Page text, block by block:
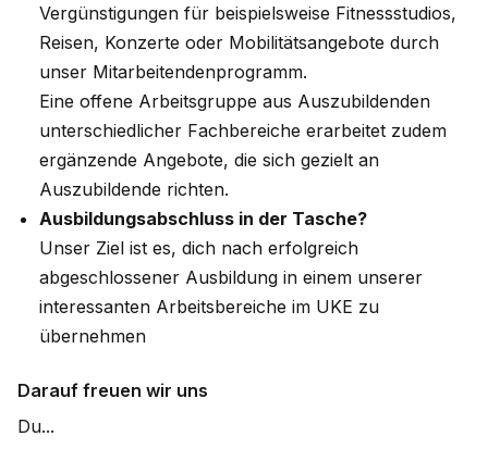
Vergünstigungen für beispielsweise Fitnessstudios,
Reisen, Konzerte oder Mobilitätsangebote durch
unser Mitarbeitendenprogramm.
Eine offene Arbeitsgruppe aus Auszubildenden
unterschiedlicher Fachbereiche erarbeitet zudem
ergänzende Angebote, die sich gezielt an
Auszubildende richten.
Ausbildungsabschluss in der Tasche?
Unser Ziel ist es, dich nach erfolgreich
abgeschlossener Ausbildung in einem unserer
interessanten Arbeitsbereiche im UKE zu
übernehmen
Darauf freuen wir uns
Du...